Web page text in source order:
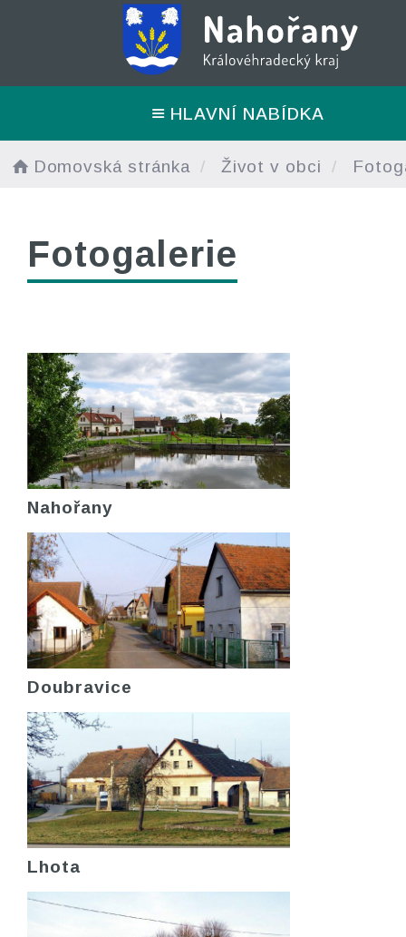
HLAVNÍ NABÍDKA
Domovská stránka Život v obci
Fotogalerie
Nahořany
Doubravice
Lhota